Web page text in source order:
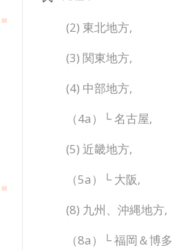
(2) 東北地方,
(3) 関東地方,
(4) 中部地方,
（4a）└ 名古屋,
(5) 近畿地方,
（5a）└ 大阪,
(8) 九州、沖縄地方,
（8a）└ 福岡＆博多